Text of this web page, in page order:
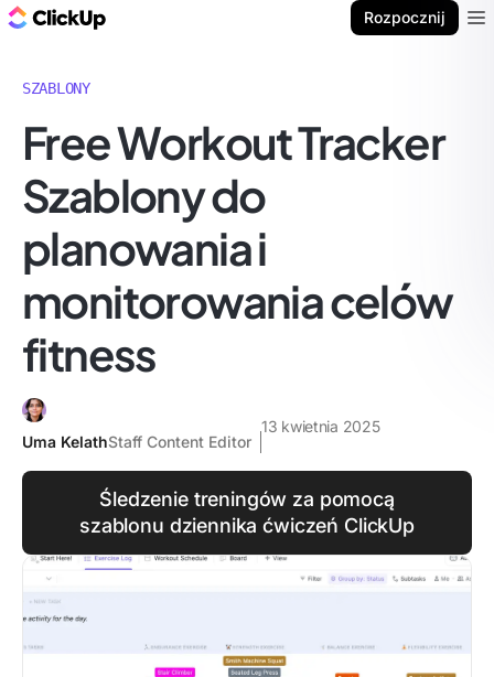
Rozpocznij
SZABLONY
Free Workout Tracker
Szablony do
planowania i
monitorowania celów
fitness
Uma KelathStaff Content Editor
13 kwietnia 2025
Śledzenie treningów za pomocą
szablonu dziennika ćwiczeń ClickUp